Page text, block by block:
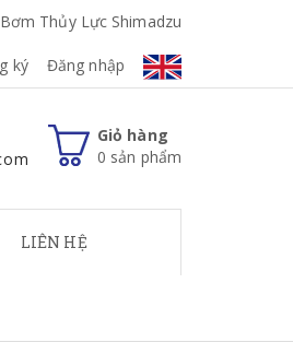
Bơm Thủy Lực Shimadzu
ký Đăng nhập
Giỏ hàng
0 sản phẩm
LIÊN HỆ